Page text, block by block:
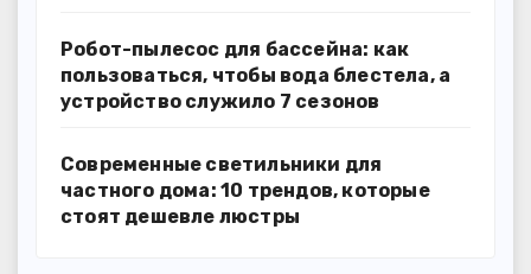
Робот-пылесос для бассейна: как
пользоваться, чтобы вода блестела, а
устройство служило 7 сезонов
Современные светильники для
частного дома: 10 трендов, которые
стоят дешевле люстры